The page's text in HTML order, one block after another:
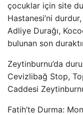
çocuklar için site
Hastanesi’ni
Adliye Durağı,
bulunan son
Zeytinburnu’da
Cevizlibağ Stop,
Caddesi
Fatih’te Durma: